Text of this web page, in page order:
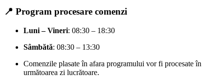
📍 Program procesare comenzi
Luni – Vineri: 08:30 – 18:30
Sâmbătă: 08:30 – 13:30
Comenzile plasate în afara programului vor fi procesate în
următoarea zi lucrătoare.